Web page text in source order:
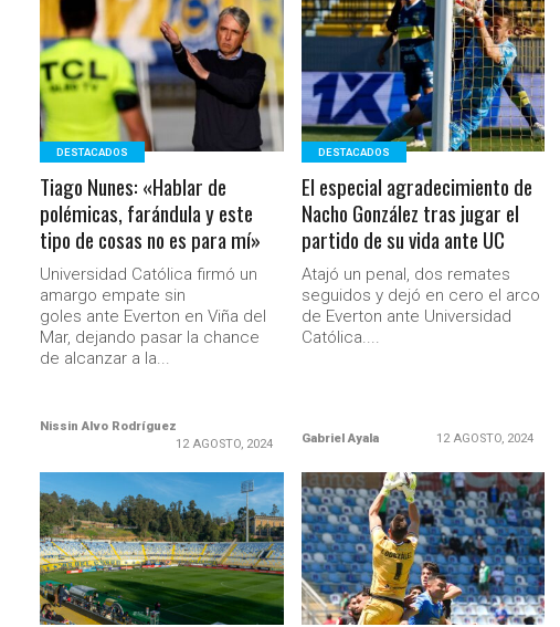
LEER MÁS
DESTACADOS
Tiago Nunes: «Hablar de
polémicas, farándula y este
tipo de cosas no es para mí»
Universidad Católica firmó un
amargo empate sin
goles ante Everton en Viña del
Mar, dejando pasar la chance
de alcanzar a la...
Nissin Alvo Rodríguez
12 AGOSTO, 2024
LEER MÁS
DESTACADOS
El especial agradecimiento de
Nacho González tras jugar el
partido de su vida ante UC
Atajó un penal, dos remates
seguidos y dejó en cero el arco
de Everton ante Universidad
Católica....
Gabriel Ayala 12 AGOSTO, 2024
LEER MÁS LEER MÁS